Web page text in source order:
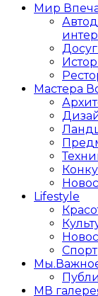
Мир
Мастера
Lifestyle
Спорт
МВ